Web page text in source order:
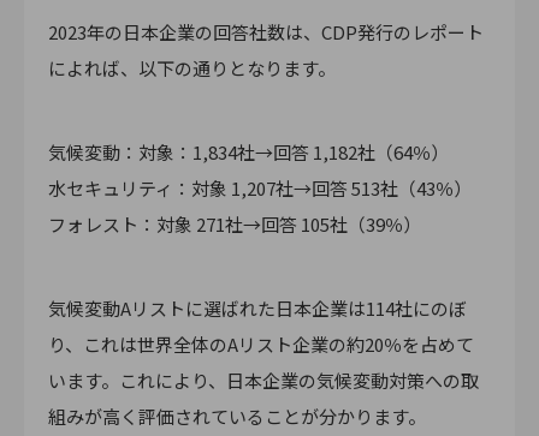
2023年の日本企業の回答社数は、CDP発行のレポート
によれば、以下の通りとなります。
気候変動：対象：1,834社→回答 1,182社（64％）
水セキュリティ：対象 1,207社→回答 513社（43％）
フォレスト：対象 271社→回答 105社（39％）
気候変動Aリストに選ばれた日本企業は114社にのぼ
り、これは世界全体のAリスト企業の約20％を占めて
います。これにより、日本企業の気候変動対策への取
組みが高く評価されていることが分かります。